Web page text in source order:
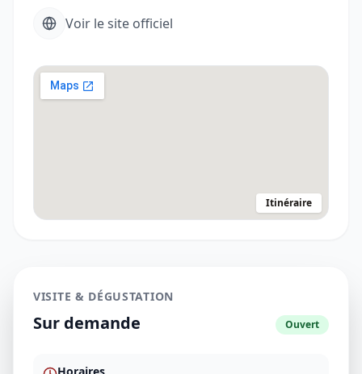
Voir le site officiel
Itinéraire
VISITE & DÉGUSTATION
Sur demande Ouvert